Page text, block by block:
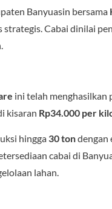
Banyuasin bersama
Cabai dinilai
ini telah menghasilkan
kisaran Rp34.000 per
hingga 30 tondengan
cabai di
lahan.